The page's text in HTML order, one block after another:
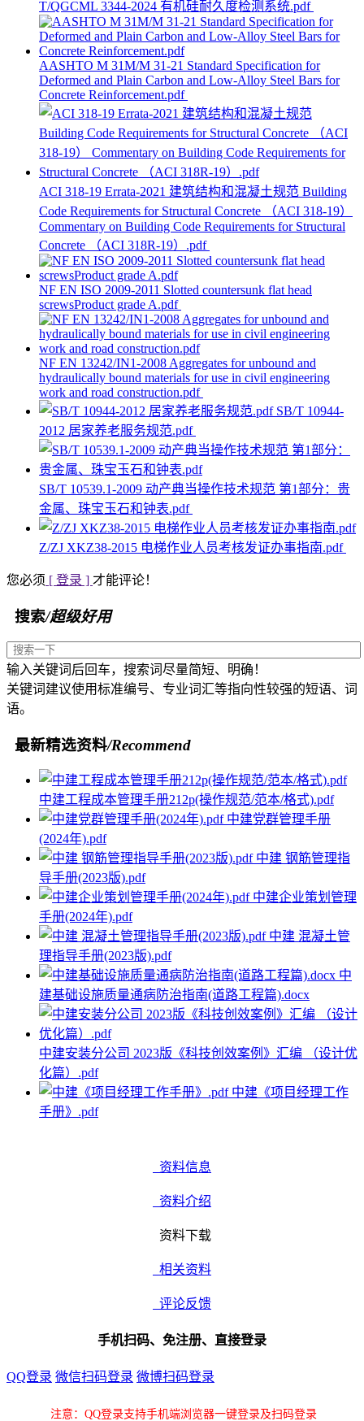
T/QGCML 3344-2024 有机硅耐久度检测系统.pdf
AASHTO M 31M/M 31-21 Standard Specification for
Deformed and Plain Carbon and Low-Alloy Steel Bars for
Concrete Reinforcement.pdf
ACI 318-19 Errata-2021 建筑结构和混凝土规范 Building
Code Requirements for Structural Concrete （ACI 318-19）
Commentary on Building Code Requirements for Structural
Concrete （ACI 318R-19）.pdf
NF EN ISO 2009-2011 Slotted countersunk flat head
screwsProduct grade A.pdf
NF EN 13242/IN1-2008 Aggregates for unbound and
hydraulically bound materials for use in civil engineering
work and road construction.pdf
SB/T 10944-
2012 居家养老服务规范.pdf
SB/T 10539.1-2009 动产典当操作技术规范 第1部分：贵
金属、珠宝玉石和钟表.pdf
Z/ZJ XKZ38-2015 电梯作业人员考核发证办事指南.pdf
您必须 [ 登录 ] 才能评论！
搜索/超级好用
输入关键词后回车，搜索词尽量简短、明确！
关键词建议使用标准编号、专业词汇等指向性较强的短语、词
语。
最新精选资料/Recommend
中建工程成本管理手册212p(操作规范/范本/格式).pdf
中建党群管理手册
(2024年).pdf
中建 钢筋管理指
导手册(2023版).pdf
中建企业策划管理
手册(2024年).pdf
中建 混凝土管
理指导手册(2023版).pdf
中
建基础设施质量通病防治指南(道路工程篇).docx
中建安装分公司 2023版《科技创效案例》汇编 （设计优
化篇）.pdf
中建《项目经理工作
手册》.pdf
资料信息
资料介绍
资料下载
相关资料
评论反馈
手机扫码、免注册、直接登录
QQ登录 微信扫码登录 微博扫码登录
注意：QQ登录支持手机端浏览器一键登录及扫码登录